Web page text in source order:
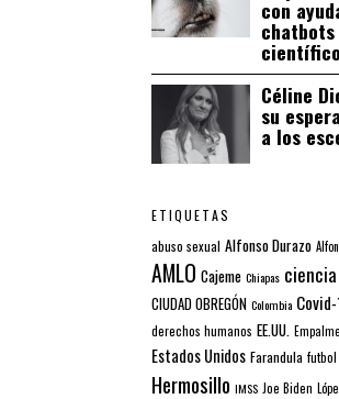
con
Céline
su
a los
ETIQUETAS
abuso sexual Alfonso Durazo
AMLO Cajeme Chiapas ciencia
CIUDAD OBREGÓN Colombia
derechos humanos EE.UU. Empalme
Estados Unidos Farandula futbol
Hermosillo IMSS Joe Biden